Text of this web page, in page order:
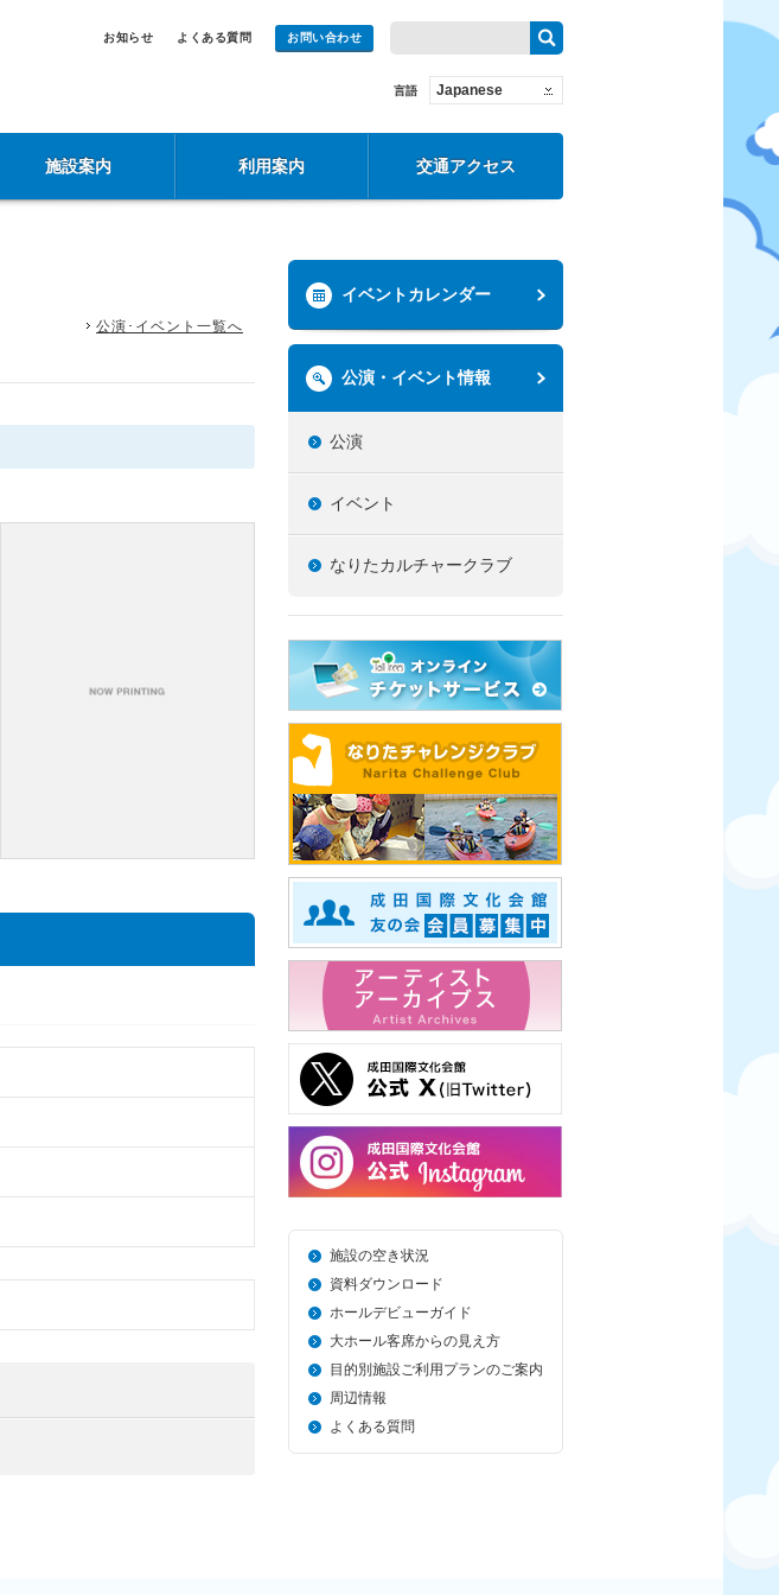
お知らせ よくある質問 お問い合わせ
言語 Japanese
施設案内 利用案内 交通アクセス
公演･イベント一覧へ
イベントカレンダー
公演・イベント情報
公演
イベント
なりたカルチャークラブ
施設の空き状況
資料ダウンロード
ホールデビューガイド
大ホール客席からの見え方
目的別施設ご利用プランのご案内
周辺情報
よくある質問